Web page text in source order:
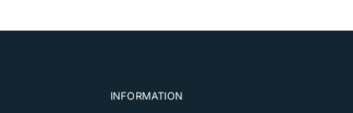
INFORMATION